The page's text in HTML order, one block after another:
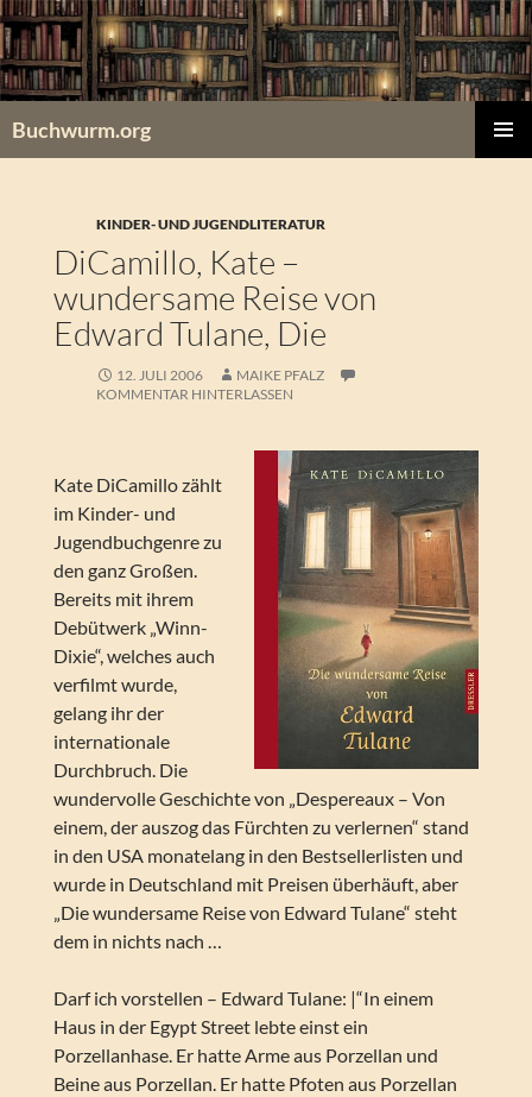
Zum
Inhalt
springen
Buchwurm.org
KINDER- UND JUGENDLITERATUR
DiCamillo, Kate –
wundersame Reise von
Edward Tulane, Die
12. JULI 2006
MAIKE PFALZ
KOMMENTAR HINTERLASSEN
Kate DiCamillo zählt
im Kinder- und
Jugendbuchgenre zu
den ganz Großen.
Bereits mit ihrem
Debütwerk „Winn-
Dixie“, welches auch
verfilmt wurde,
gelang ihr der
internationale
Durchbruch. Die
wundervolle Geschichte von „Despereaux – Von
einem, der auszog das Fürchten zu verlernen“ stand
in den USA monatelang in den Bestsellerlisten und
wurde in Deutschland mit Preisen überhäuft, aber
„Die wundersame Reise von Edward Tulane“ steht
dem in nichts nach …
Darf ich vorstellen – Edward Tulane: |“In einem
Haus in der Egypt Street lebte einst ein
Porzellanhase. Er hatte Arme aus Porzellan und
Beine aus Porzellan. Er hatte Pfoten aus Porzellan